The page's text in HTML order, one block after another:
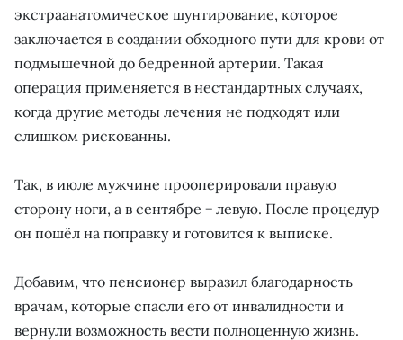
экстраанатомическое шунтирование, которое
заключается в создании обходного пути для крови от
подмышечной до бедренной артерии. Такая
операция применяется в нестандартных случаях,
когда другие методы лечения не подходят или
слишком рискованны.
Так, в июле мужчине прооперировали правую
сторону ноги, а в сентябре − левую. После процедур
он пошёл на поправку и готовится к выписке.
Добавим, что пенсионер выразил благодарность
врачам, которые спасли его от инвалидности и
вернули возможность вести полноценную жизнь.